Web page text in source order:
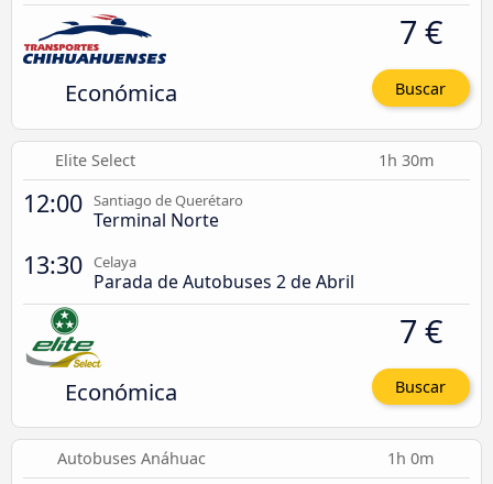
Económica
7 €
Buscar
Elite Select 1h 30m
12:00 Santiago de Querétaro
Terminal Norte
13:30 Celaya
Parada de Autobuses 2 de Abril
Económica
7 €
Buscar
Autobuses Anáhuac 1h 0m